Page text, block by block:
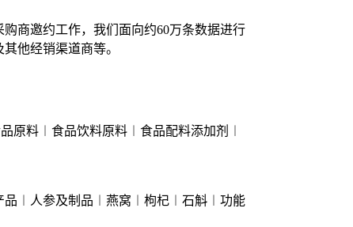
商邀约工作，我们面向约60万条数据进行
他经销渠道商等。
原料︱食品饮料原料︱食品配料添加剂︱
︱人参及制品︱燕窝︱枸杞︱石斛︱功能